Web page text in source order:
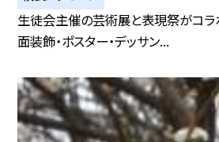
生徒会主催の芸術展と表現祭がコラ
面装飾・ポスター・デッサン...